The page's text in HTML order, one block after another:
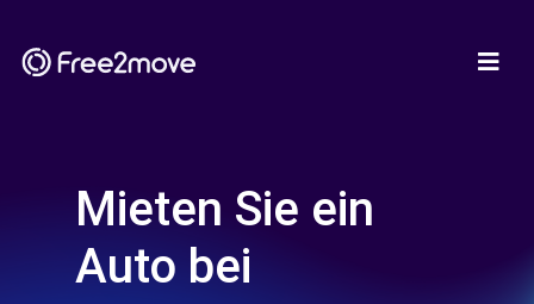
Mieten Sie ein
Auto bei